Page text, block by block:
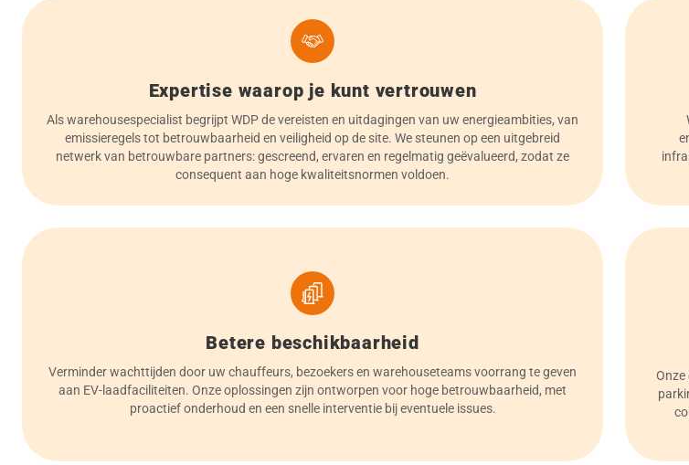
Expertise waarop je kunt vertrouwen
Als warehousespecialist begrijpt WDP de vereisten en uitdagingen van uw energieambities, van
emissieregels tot betrouwbaarheid en veiligheid op de site. We steunen op een uitgebreid
netwerk van betrouwbare partners: gescreend, ervaren en regelmatig geëvalueerd, zodat ze
consequent aan hoge kwaliteitsnormen voldoen.
Betere beschikbaarheid
Verminder wachttijden door uw chauffeurs, bezoekers en warehouseteams voorrang te geven
aan EV-laadfaciliteiten. Onze oplossingen zijn ontworpen voor hoge betrouwbaarheid, met
proactief onderhoud en een snelle interventie bij eventuele issues.
Onze